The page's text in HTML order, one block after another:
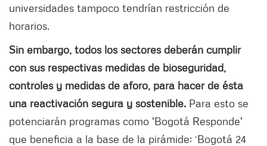
universidades tampoco tendrían restricción de
horarios.
Sin embargo, todos los sectores deberán cumplir
con sus respectivas medidas de bioseguridad,
controles y medidas de aforo, para hacer de ésta
una reactivación segura y sostenible. Para esto se
potenciarán programas como 'Bogotá Responde'
que beneficia a la base de la pirámide; ‘Bogotá 24